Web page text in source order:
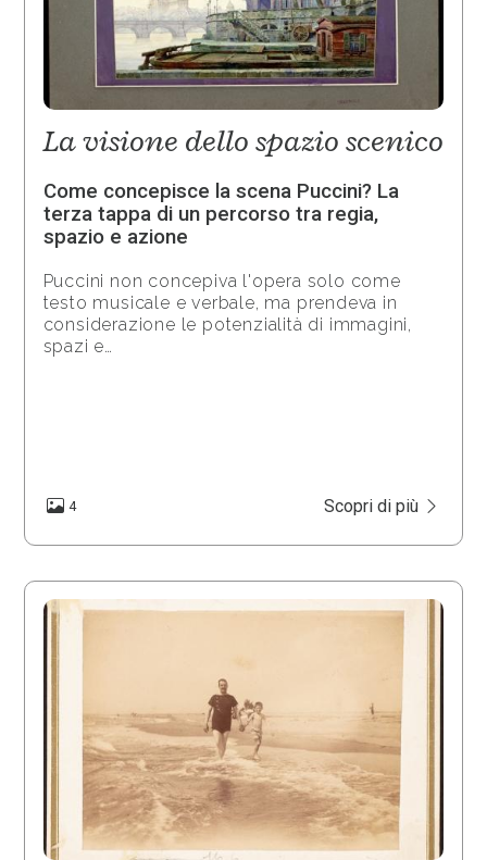
La visione dello spazio scenico
Come concepisce la scena Puccini? La
terza tappa di un percorso tra regia,
spazio e azione
Puccini non concepiva l'opera solo come
testo musicale e verbale, ma prendeva in
considerazione le potenzialità di immagini,
spazi e…
4 Scopri di più